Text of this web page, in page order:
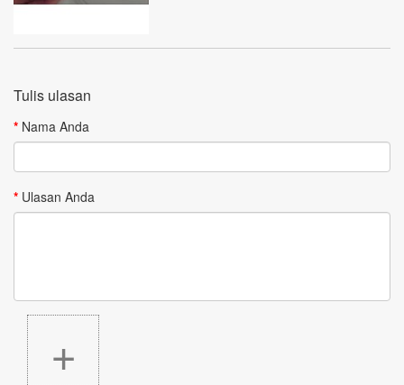
Tulis ulasan
Nama Anda
Ulasan Anda
+